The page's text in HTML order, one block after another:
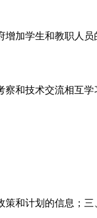
加学生和教职人
和技术交流相互
和计划的信息；